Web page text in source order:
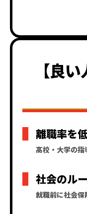
【良
離職率を
高校・大学の
社会のル
就職前に社会